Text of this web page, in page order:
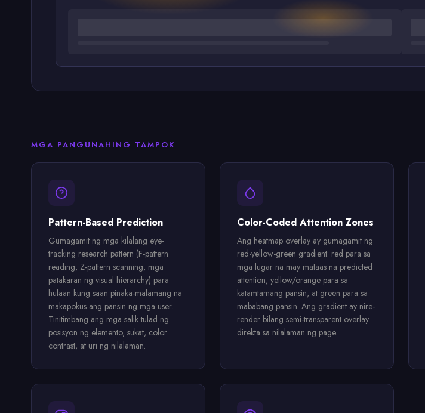
MGA PANGUNAHING TAMPOK
Pattern-Based Prediction
Gumagamit ng mga kilalang eye-
tracking research pattern (F-pattern
reading, Z-pattern scanning, mga
patakaran ng visual hierarchy) para
hulaan kung saan pinaka-malamang na
makapokus ang pansin ng mga user.
Tinitimbang ang mga salik tulad ng
posisyon ng elemento, sukat, color
contrast, at uri ng nilalaman.
Color-Coded Attention Zones
Ang heatmap overlay ay gumagamit ng
red-yellow-green gradient: red para sa
mga lugar na may mataas na predicted
attention, yellow/orange para sa
katamtamang pansin, at green para sa
mababang pansin. Ang gradient ay nire-
render bilang semi-transparent overlay
direkta sa nilalaman ng page.